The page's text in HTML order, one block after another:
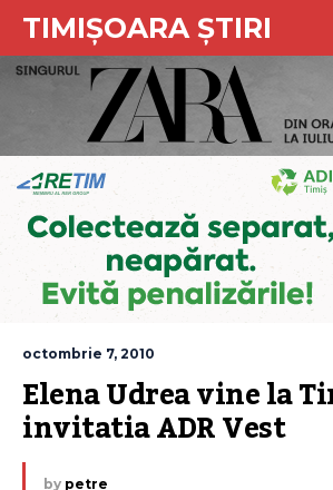
TIMIȘOARA ȘTIRI
octombrie 7, 2010
Elena Udrea vine la
invitatia ADR Vest
by petre